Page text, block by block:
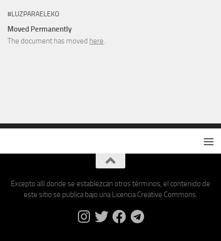
#LUZPARAELEKO
Moved Permanently
The document has moved here.
Excepto allí donde se establezcan otros términos, el contenido de
este sitio se publica bajo una Licencia Creative Commons.